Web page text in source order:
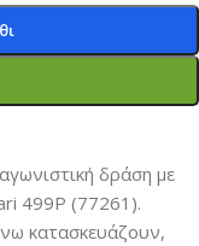
δράση με
499P (77261).
κατασκευάζουν,